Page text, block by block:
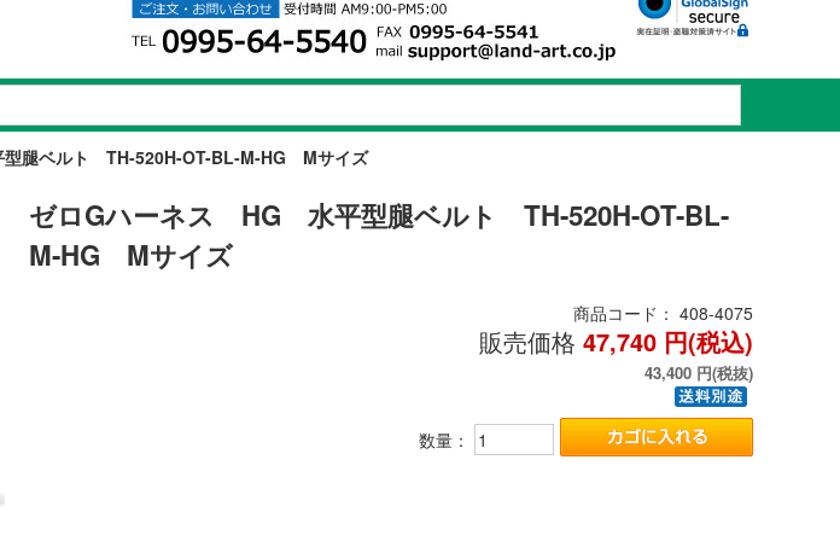
腿ベルト TH-520H-OT-BL-M-HG Mサイズ
ゼロGハーネス HG 水平型腿ベルト TH-520H-OT-BL-
M-HG Mサイズ
商品コード： 408-4075
販売価格 47,740 円(税込)
43,400 円(税抜)
数量：